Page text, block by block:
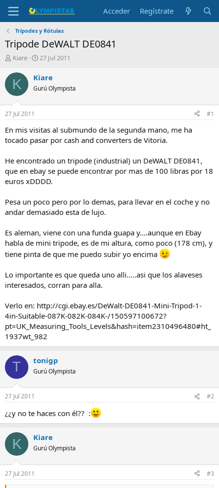
Acceder Regístrate
Trípodes y Rótulas
Tripode DeWALT DE0841
I
i
c
a
d
o
r
e
t
e
m
Kiare
F
c
a
i
n
c
o
27 Jul 2011
K Kiare
Gurú Olympista
27 Jul 2011 #1
En mis visitas al submundo de la segunda mano, me ha
tocado pasar por cash and converters de Vitoria.
He encontrado un tripode (industrial) un DeWALT DE0841,
que en ebay se puede encontrar por mas de 100 libras por 18
euros xDDDD.
Pesa un poco pero por lo demas, para llevar en el coche y no
andar demasiado esta de lujo.
Es aleman, viene con una funda guapa y....aunque en Ebay
habla de mini tripode, es de mi altura, como poco (178 cm), y
tiene pinta de que me puedo subir yo encima
Lo importante es que queda uno alli.....asi que los alaveses
interesados, corran para alla.
Verlo en: http://cgi.ebay.es/DeWalt-DE0841-Mini-Tripod-1-
4in-Suitable-087K-082K-084K-/150597100672?
pt=UK_Measuring_Tools_Levels&hash=item2310496480#ht_
1937wt_982
T tonigp
Gurú Olympista
27 Jul 2011 #2
¿¿y no te haces con él?? :
K Kiare
Gurú Olympista
27 Jul 2011 #3